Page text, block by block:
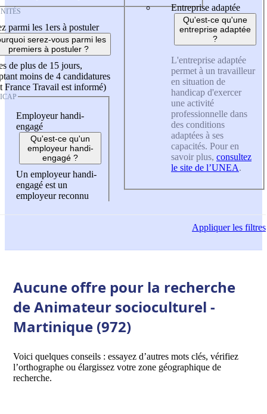
parmi les 1ers à postuler
serez-vous parmi les
premiers à postuler ?
de plus de 15 jours,
moins de 4 candidatures
France Travail est informé)
Employeur handi-
engagé
Qu'est-ce qu'un
employeur handi-
engagé ?
Un employeur handi-
engagé est un
employeur reconnu
Entreprise adaptée
Qu'est-ce qu'une
entreprise adaptée
?
L'entreprise adaptée
permet à un travailleur
en situation de
handicap d'exercer
une activité
professionnelle dans
des conditions
adaptées à ses
capacités. Pour en
savoir plus, consultez
le site de l’UNEA.
Appliquerles filtres
Aucune offre pour la recherche
de Animateur socioculturel -
Martinique (972)
Voici quelques conseils : essayez d’autres mots clés, vérifiez
l’orthographe ou élargissez votre zone géographique de
recherche.